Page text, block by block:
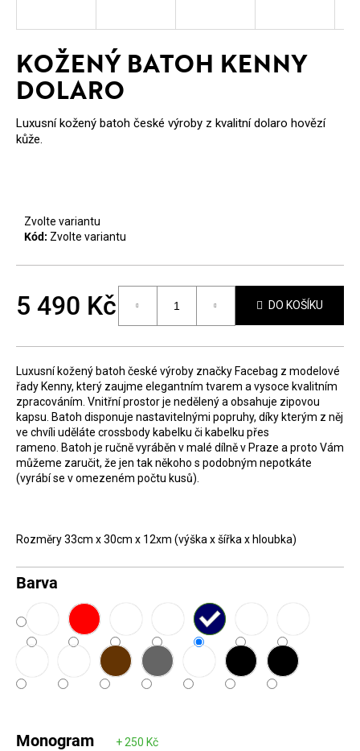
KOŽENÝ BATOH KENNY
DOLARO
Luxusní kožený batoh české výroby z kvalitní dolaro hovězí
kůže.
Barva
Monogram
Zvolte variantu
Kód: Zvolte variantu
5 490 Kč DO KOŠÍKU
Luxusní kožený batoh české výroby značky Facebag z modelové
řady Kenny, který zaujme elegantním tvarem a vysoce kvalitním
zpracováním. Vnitřní prostor je nedělený a obsahuje zipovou
kapsu. Batoh disponuje nastavitelnými popruhy, díky kterým z něj
ve chvíli uděláte crossbody kabelku či kabelku přes
rameno. Batoh je ručně vyráběn v malé dílně v Praze a proto Vám
můžeme zaručit, že jen tak někoho s podobným nepotkáte
(vyrábí se v omezeném počtu kusů).
Rozměry 33cm x 30cm x 12xm (výška x šířka x hloubka)
E
T
E
N
A
T
?
HLEDAT
D
o
p
o
r
u
u
e
m
e